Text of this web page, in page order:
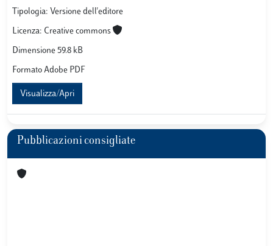
Tipologia: Versione dell'editore
Licenza: Creative commons
Dimensione 59.8 kB
Formato Adobe PDF
Visualizza/Apri
Pubblicazioni consigliate